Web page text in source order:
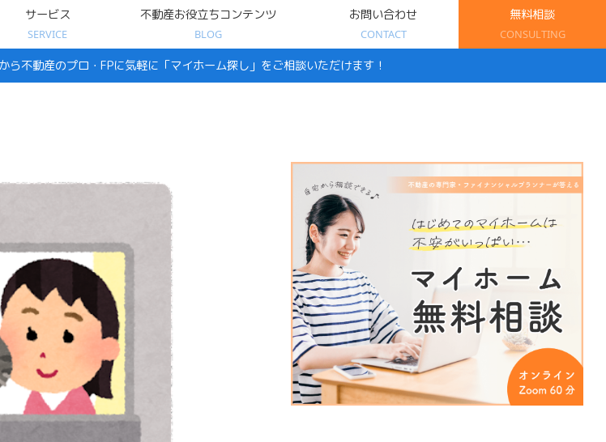
サービス
SERVICE
不動産お役立ちコンテンツ
BLOG
お問い合わせ
CONTACT
無料相談
CONSULTING
不動産のプロ・FPに気軽に「マイホーム探し」をご相談いただけます！